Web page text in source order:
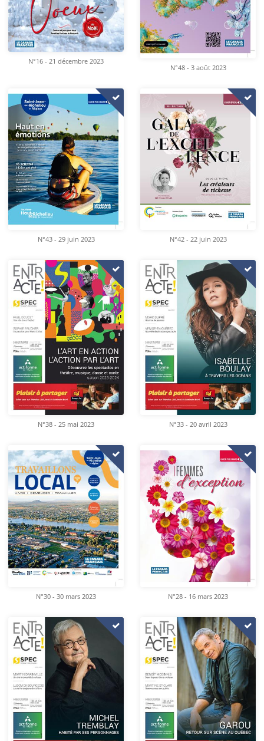
N°16 - 21 décembre 2023
N°48 - 3 août 2023
N°43 - 29 juin 2023 N°42 - 22 juin 2023
N°38 - 25 mai 2023 N°33 - 20 avril 2023
N°30 - 30 mars 2023 N°28 - 16 mars 2023